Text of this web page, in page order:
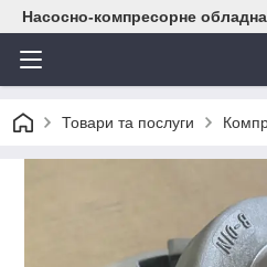
Насосно-компресорне
Товари та послуги